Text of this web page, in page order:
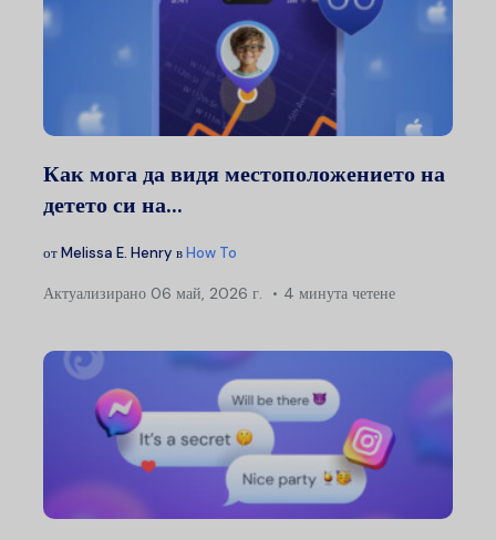
Как мога да видя местоположението на
детето си на...
отMelissa E. Henry вHow To
Актуализирано 06 май, 2026 г. 4 минута четене